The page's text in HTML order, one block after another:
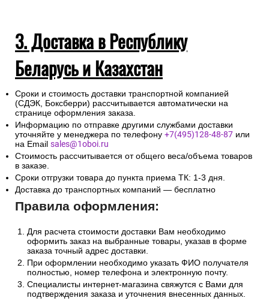
3. Доставка в Республику
Беларусь и Казахстан
Сроки и стоимость доставки транспортной компанией
(СДЭК, Боксберри) рассчитывается автоматически на
странице оформления заказа.
Информацию по отправке другими службами доставки
уточняйте у менеджера по телефону +7(495)128-48-87 или
на Email sales@1oboi.ru
Стоимость рассчитывается от общего веса/объема товаров
в заказе.
Сроки отгрузки товара до пункта приема ТК: 1-3 дня.
Доставка до транспортных компаний — бесплатно
Правила оформления:
Для расчета стоимости доставки Вам необходимо
оформить заказ на выбранные товары, указав в форме
заказа точный адрес доставки.
При оформлении необходимо указать ФИО получателя
полностью, номер телефона и электронную почту.
Специалисты интернет-магазина свяжутся с Вами для
подтверждения заказа и уточнения внесенных данных.